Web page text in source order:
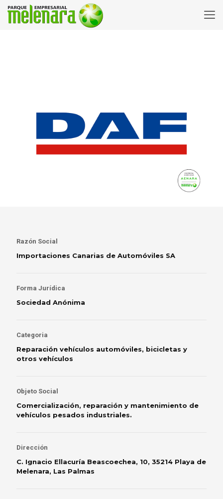
Razón Social
Importaciones Canarias de Automóviles SA
Forma Jurídica
Sociedad Anónima
Categoria
Reparación vehículos automóviles, bicicletas y
otros vehículos
Objeto Social
Comercialización, reparación y mantenimiento de
vehículos pesados industriales.
Dirección
C. Ignacio Ellacuría Beascoechea, 10, 35214 Playa de
Melenara, Las Palmas